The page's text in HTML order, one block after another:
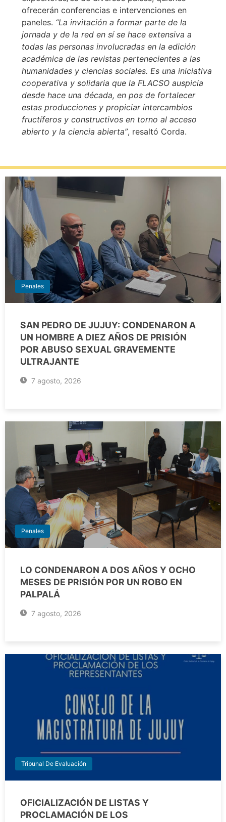
ofrecerán conferencias e intervenciones en
paneles. “La invitación a formar parte de la
jornada y de la red en sí se hace extensiva a
todas las personas involucradas en la edición
académica de las revistas pertenecientes a las
humanidades y ciencias sociales. Es una iniciativa
cooperativa y solidaria que la FLACSO auspicia
desde hace una década, en pos de fortalecer
estas producciones y propiciar intercambios
fructíferos y constructivos en torno al acceso
abierto y la ciencia abierta”, resaltó Corda.
Penales
SAN PEDRO DE JUJUY: CONDENARON A
UN HOMBRE A DIEZ AÑOS DE PRISIÓN
POR ABUSO SEXUAL GRAVEMENTE
ULTRAJANTE
7 agosto, 2026
Penales
LO CONDENARON A DOS AÑOS Y OCHO
MESES DE PRISIÓN POR UN ROBO EN
PALPALÁ
7 agosto, 2026
Tribunal De Evaluación
OFICIALIZACIÓN DE LISTAS Y
PROCLAMACIÓN DE LOS